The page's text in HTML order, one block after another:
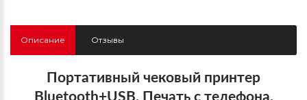
Описание Отзывы
Портативный чековый принтер